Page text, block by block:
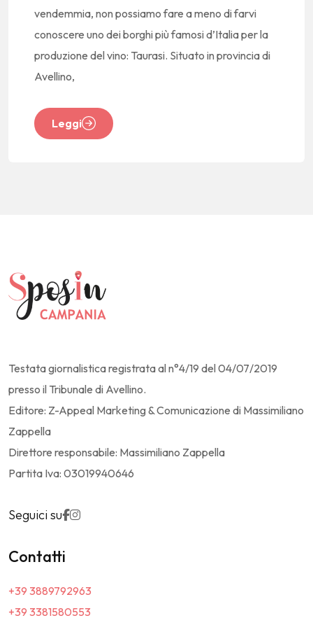
vendemmia, non possiamo fare a meno di farvi
conoscere uno dei borghi più famosi d’Italia per la
produzione del vino: Taurasi. Situato in provincia di
Avellino,
Leggi
Testata giornalistica registrata al n°4/19 del 04/07/2019
presso il Tribunale di Avellino.
Editore: Z-Appeal Marketing & Comunicazione di Massimiliano
Zappella
Direttore responsabile: Massimiliano Zappella
Partita Iva: 03019940646
Seguici su
Contatti
+39 3889792963
+39 3381580553